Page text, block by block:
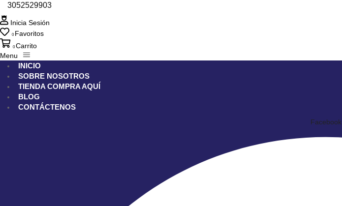
3052529903
Inicia Sesión
0 Favoritos
0Carrito
Menu
INICIO
SOBRE NOSOTROS
TIENDA COMPRA AQUÍ
BLOG
CONTÁCTENOS
Facebook